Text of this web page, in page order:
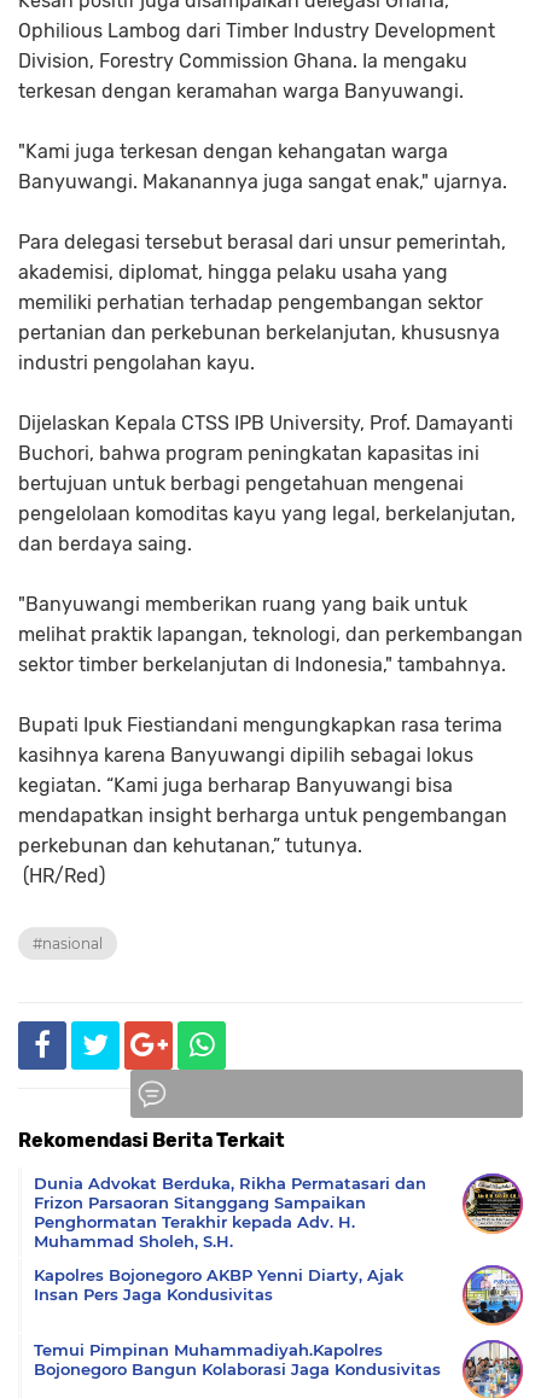
Ophilious Lambog dari Timber Industry Development
Division, Forestry Commission Ghana. Ia mengaku
terkesan dengan keramahan warga Banyuwangi.
"Kami juga terkesan dengan kehangatan warga
Banyuwangi. Makanannya juga sangat enak," ujarnya.
Para delegasi tersebut berasal dari unsur pemerintah,
akademisi, diplomat, hingga pelaku usaha yang
memiliki perhatian terhadap pengembangan sektor
pertanian dan perkebunan berkelanjutan, khususnya
industri pengolahan kayu.
Dijelaskan Kepala CTSS IPB University, Prof. Damayanti
Buchori, bahwa program peningkatan kapasitas ini
bertujuan untuk berbagi pengetahuan mengenai
pengelolaan komoditas kayu yang legal, berkelanjutan,
dan berdaya saing.
"Banyuwangi memberikan ruang yang baik untuk
melihat praktik lapangan, teknologi, dan perkembangan
sektor timber berkelanjutan di Indonesia," tambahnya.
Bupati Ipuk Fiestiandani mengungkapkan rasa terima
kasihnya karena Banyuwangi dipilih sebagai lokus
kegiatan. “Kami juga berharap Banyuwangi bisa
mendapatkan insight berharga untuk pengembangan
perkebunan dan kehutanan,” tutunya.
(HR/Red)
#nasional
Rekomendasi Berita Terkait
Dunia Advokat Berduka, Rikha Permatasari dan
Frizon Parsaoran Sitanggang Sampaikan
Penghormatan Terakhir kepada Adv. H.
Muhammad Sholeh, S.H.
Kapolres Bojonegoro AKBP Yenni Diarty, Ajak
Insan Pers Jaga Kondusivitas
Temui Pimpinan Muhammadiyah.Kapolres
Bojonegoro Bangun Kolaborasi Jaga Kondusivitas